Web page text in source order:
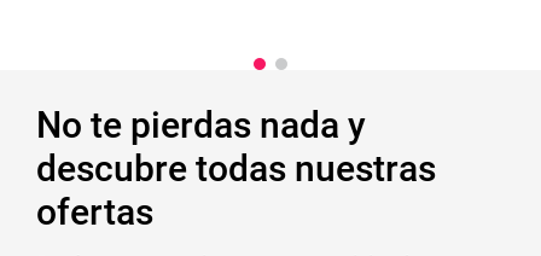
No te pierdas nada y
descubre todas nuestras
ofertas